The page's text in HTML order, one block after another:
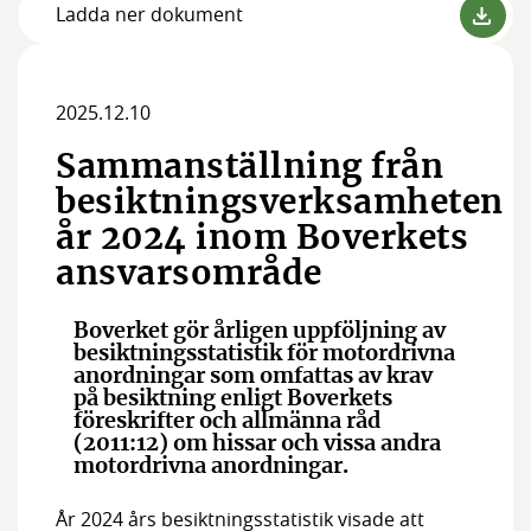
Kalender
Medlemskap
Medlemmar
Ladda ner dokument
2025.12.10
Sammanställning från
besiktningsverksamheten
år 2024 inom Boverkets
ansvarsområde
Boverket gör årligen uppföljning av
besiktningsstatistik för motordrivna
anordningar som omfattas av krav
på besiktning enligt Boverkets
föreskrifter och allmänna råd
(2011:12) om hissar och vissa andra
motordrivna anordningar.
År 2024 års besiktningsstatistik visade att